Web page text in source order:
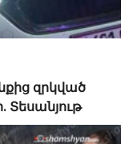
զրկված